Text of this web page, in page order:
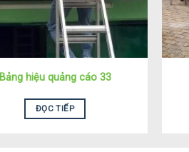
Bảng hiệu quảng cáo 33
ĐỌC TIẾP